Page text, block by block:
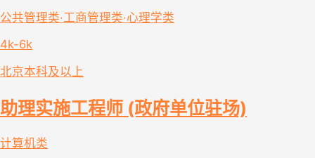
公共管理类·工商管理类·心理学类
4k-6k
北京本科及以上
助理实施工程师 (政府单位驻场)
计算机类